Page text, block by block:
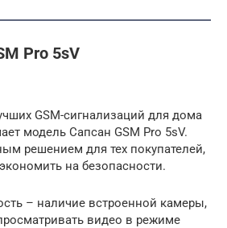
Prо 5sV
GSM-сигнализаций для дома
модель Сапсан GSM Prо 5sV.
решением для тех покупателей,
на безопасности.
– наличие встроенной камеры,
видео в режиме